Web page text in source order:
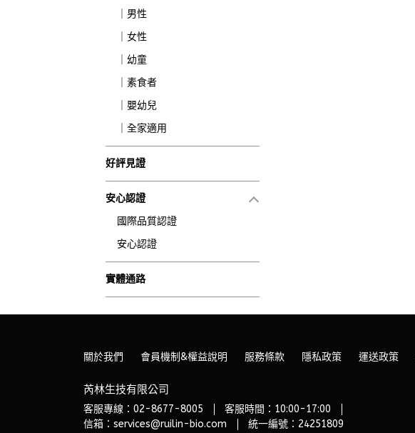
｜男性
｜女性
｜幼童
｜素食者
｜嬰幼兒
｜全家適用
好評見證
安心認證
國際品質認證
安心認證
實體通路
關於我們 會員機制&權益說明 服務條款 隱私政策 運送政策
芮林生技有限公司
客服專線：02-8677-8005
客服時間：10:00-17:00
信箱：services@ruilin-bio.com
統一編號：24251809